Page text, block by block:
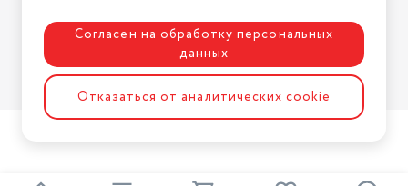
Разработка сайтаASTDESIGN
Согласен на обработку персональных
данных
Отказаться от аналитических cookie